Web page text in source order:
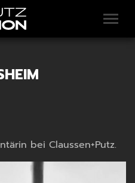
bei Claussen+Putz.